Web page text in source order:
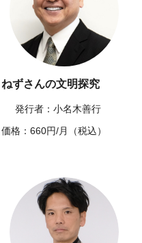
ねずさんの文明探究
発行者：小名木善行
価格：660円/月（税込）